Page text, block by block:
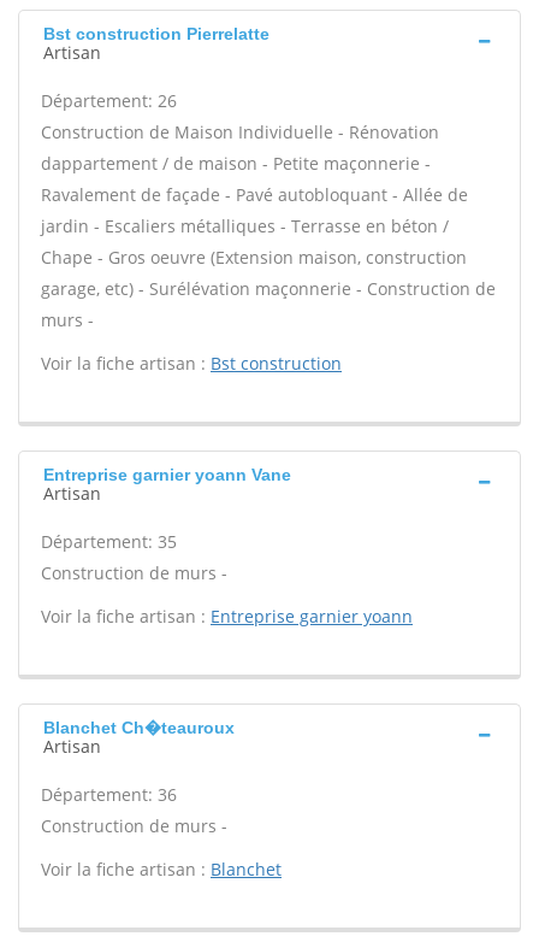
Bst construction Pierrelatte
Artisan
Département: 26
Construction de Maison Individuelle - Rénovation
dappartement / de maison - Petite maçonnerie -
Ravalement de façade - Pavé autobloquant - Allée de
jardin - Escaliers métalliques - Terrasse en béton /
Chape - Gros oeuvre (Extension maison, construction
garage, etc) - Surélévation maçonnerie - Construction de
murs -
Voir la fiche artisan : Bst construction
Entreprise garnier yoann Vane
Artisan
Département: 35
Construction de murs -
Voir la fiche artisan : Entreprise garnier yoann
Blanchet Ch�teauroux
Artisan
Département: 36
Construction de murs -
Voir la fiche artisan : Blanchet